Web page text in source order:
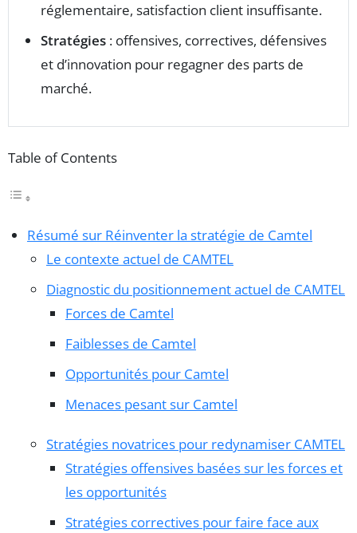
réglementaire, satisfaction client insuffisante.
Stratégies : offensives, correctives, défensives
et d’innovation pour regagner des parts de
marché.
Table of Contents
Résumé sur Réinventer la stratégie de Camtel
Le contexte actuel de CAMTEL
Diagnostic du positionnement actuel de CAMTEL
Forces de Camtel
Faiblesses de Camtel
Opportunités pour Camtel
Menaces pesant sur Camtel
Stratégies novatrices pour redynamiser CAMTEL
Stratégies offensives basées sur les forces et
les opportunités
Stratégies correctives pour faire face aux